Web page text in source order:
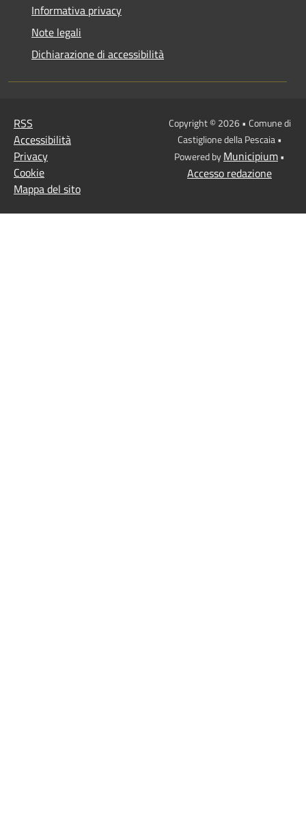
Informativa privacy
Note legali
Dichiarazione di accessibilità
RSS
Accessibilità
Privacy
Cookie
Mappa del sito
Copyright © 2026 • Comune di
Castiglione della Pescaia •
Powered byMunicipium•
Accesso redazione